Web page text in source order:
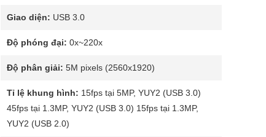
Giao diện: USB 3.0
Độ phóng đại: 0x~220x
Độ phân giải: 5M pixels (2560x1920)
Tỉ lệ khung hình: 15fps tại 5MP, YUY2 (USB 3.0)
45fps tại 1.3MP, YUY2 (USB 3.0) 15fps tại 1.3MP,
YUY2 (USB 2.0)